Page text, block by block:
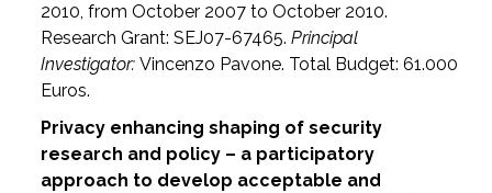
2010, from October 2007 to October 2010.
Research Grant: SEJ07-67465.Principal
Investigator:Vincenzo Pavone. Total Budget: 61.000
Euros.
Privacy enhancing shaping of security
research and policy – a participatory
approach to develop acceptable and